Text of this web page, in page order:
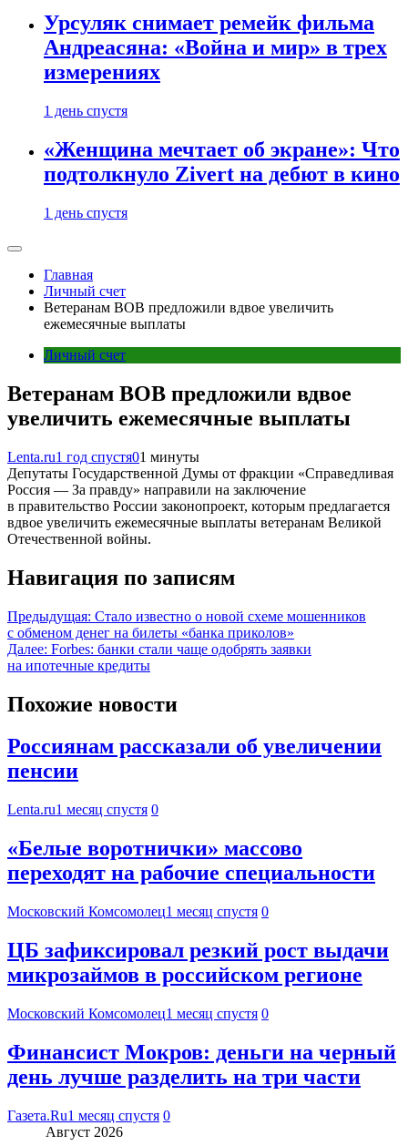
Урсуляк снимает ремейк фильма
Андреасяна: «Война и мир» в трех
измерениях
1 день спустя
«Женщина мечтает об экране»: Что
подтолкнуло Zivert на дебют в кино
1 день спустя
Главная
Личный счет
Ветеранам ВОВ предложили вдвое увеличить
ежемесячные выплаты
Личный счет
Ветеранам ВОВ предложили вдвое
увеличить ежемесячные выплаты
Lenta.ru1 год спустя01 минуты
Депутаты Государственной Думы от фракции «Справедливая
Россия — За правду» направили на заключение
в правительство России законопроект, которым предлагается
вдвое увеличить ежемесячные выплаты ветеранам Великой
Отечественной войны.
Навигация по записям
Предыдущая: Стало известно о новой схеме мошенников
с обменом денег на билеты «банка приколов»
Далее: Forbes: банки стали чаще одобрять заявки
на ипотечные кредиты
Похожие новости
Россиянам рассказали об увеличении
пенсии
Lenta.ru1 месяц спустя 0
«Белые воротнички» массово
переходят на рабочие специальности
Московский Комсомолец1 месяц спустя 0
ЦБ зафиксировал резкий рост выдачи
микрозаймов в российском регионе
Московский Комсомолец1 месяц спустя 0
Финансист Мокров: деньги на черный
день лучше разделить на три части
Газета.Ru1 месяц спустя 0
Август 2026